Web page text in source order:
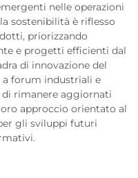
nelle operazioni
sostenibilità è riflesso
priorizzando
e progetti efficienti dal
di innovazione del
forum industriali e
di rimanere aggiornati
approccio orientato al
gli sviluppi futuri